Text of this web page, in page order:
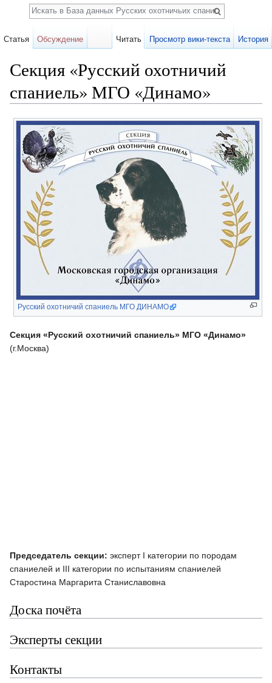
Секция «Русский охотничий
спаниель» МГО «Динамо»
Русский охотничий спаниель МГО ДИНАМО
Секция «Русский охотничий спаниель» МГО «Динамо»
(г.Москва)
Председатель секции: эксперт I категории по породам
спаниелей и III категории по испытаниям спаниелей
Старостина Маргарита Станиславовна
Доска почёта
Эксперты секции
Контакты
Статья Обсуждение Читать Просмотр вики-текста История
Поиск